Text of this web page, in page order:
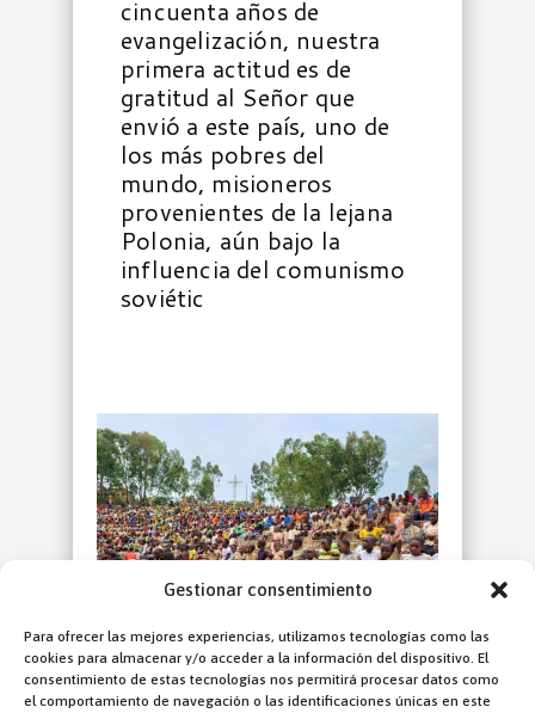
Gestionar consentimiento
Para ofrecer las mejores experiencias, utilizamos tecnologías como las
cookies para almacenar y/o acceder a la información del dispositivo. El
consentimiento de estas tecnologías nos permitirá procesar datos como
el comportamiento de navegación o las identificaciones únicas en este
cincuenta años de
evangelización, nuestra
primera actitud es de
gratitud al Señor que
envió a este país, uno de
los más pobres del
mundo, misioneros
provenientes de la lejana
Polonia, aún bajo la
influencia del comunismo
soviétic
LOM 1185 MARZO DE 2025